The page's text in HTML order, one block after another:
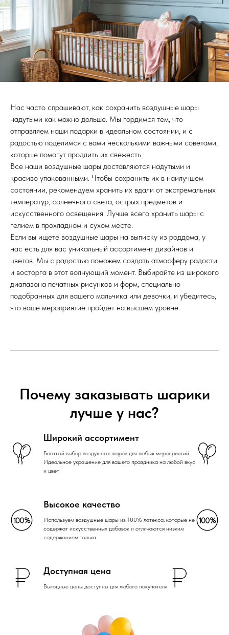
Нас часто спрашивают, как сохранить воздушные шары
надутыми как можно дольше. Мы гордимся тем, что
отправляем наши подарки в идеальном состоянии, и с
радостью поделимся с вами несколькими важными советами,
которые помогут продлить их свежесть.
Все наши воздушные шары доставляются надутыми и
красиво упакованными. Чтобы сохранить их в наилучшем
состоянии, рекомендуем хранить их вдали от экстремальных
температур, солнечного света, острых предметов и
искусственного освещения. Лучше всего хранить шары с
гелием в прохладном и сухом месте.
Если вы ищете воздушные шары на выписку из роддома, у
нас есть для вас уникальный ассортимент дизайнов и
цветов. Мы с радостью поможем создать атмосферу радости
и восторга в этот волнующий момент. Выбирайте из широкого
диапазона печатных рисунков и форм, специально
подобранных для вашего мальчика или девочки, и убедитесь,
что ваше мероприятие пройдет на высшем уровне.
Почему заказывать шарики
лучше у нас?
Широкий ассортимент
Богатый выбор воздушных шаров для любых мероприятий.
Идеальное украшение для вашего праздника на любой вкус
и цвет
Высокое качество
Используем воздушные шары из 100% латекса, которые не
содержат искусственных добавок и отличаются низким
содержанием талька
Доступная цена
Выгодные цены доступны для любого покупателя